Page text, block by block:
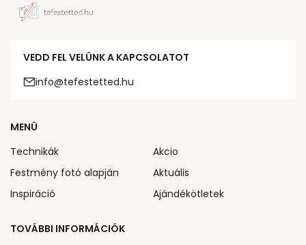
VEDD FEL VELÜNK A KAPCSOLATOT
info@tefestetted.hu
MENÜ
Technikák
Festmény fotó alapján
Inspiráció
Akcio
Aktuális
Ajándékötletek
TOVÁBBI INFORMÁCIÓK